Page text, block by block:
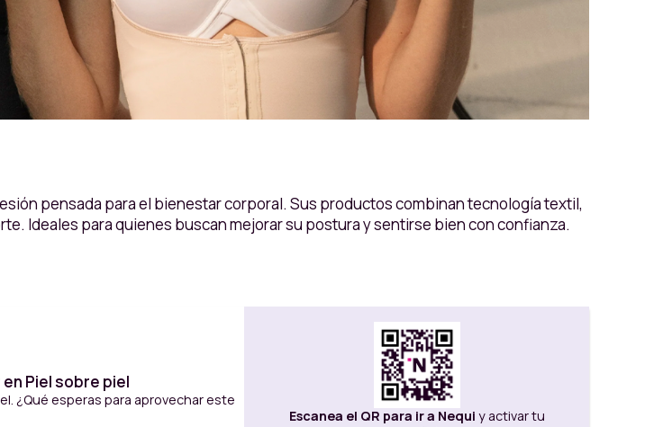
pensada para el bienestar corporal. Sus productos combinan tecnología textil,
Ideales para quienes buscan mejorar su postura y sentirse bien con confianza.
Piel sobre piel
¿Qué esperas para aprovechar este
Escanea el QR para ir a Nequi y activar tu